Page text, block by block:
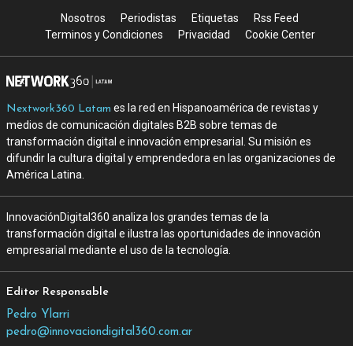
Nosotros Periodistas Etiquetas
Rss Feed
Terminos y Condiciones
Privacidad Cookie Center
Nextwork360 Latam es la red en Hispanoamérica de revistas y
medios de comunicación digitales B2B sobre temas de
transformación digital e innovación empresarial. Su misión es
difundir la cultura digital y emprendedora en las organizaciones de
América Latina.
InnovaciónDigital360 analiza los grandes temas de la
transformación digital e ilustra las oportunidades de innovación
empresarial mediante el uso de la tecnología.
Editor Responsable
Pedro Ylarri
pedro@innovaciondigital360.com.ar